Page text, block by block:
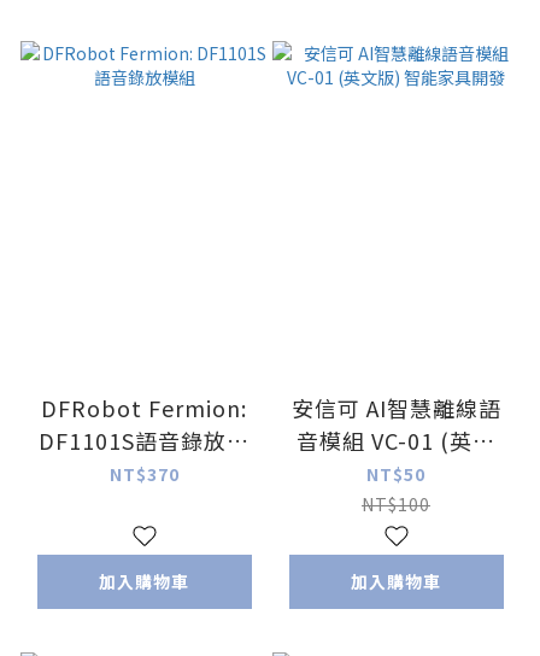
DFRobot Fermion:
DF1101S語音錄放模
組
NT$370
加入購物車
安信可 AI智慧離線語
音模組 VC-01 (英文
版) 智能家具開發
NT$50
NT$100
加入購物車